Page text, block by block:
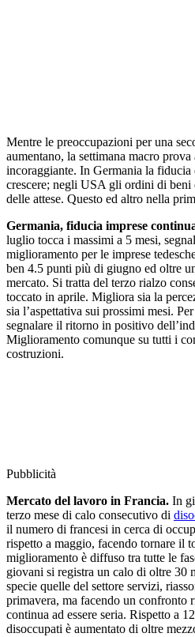
Mentre le preoccupazioni per una
aumentano, la settimana macro
incoraggiante. In Germania la fiducia
crescere; negli USA gli ordini di
delle attese. Questo ed altro nella
Germania, fiducia imprese
luglio tocca i massimi a 5 mesi,
miglioramento per le imprese
ben 4.5 punti più di giugno ed oltre
mercato. Si tratta del terzo rialzo
toccato in aprile. Migliora sia la
sia l’aspettativa sui prossimi mesi.
segnalare il ritorno in positivo
Miglioramento comunque su tutti i
costruzioni.
Pubblicità
Mercato del lavoro in Francia. In
terzo mese di calo consecutivo di
il numero di francesi in cerca di
rispetto a maggio, facendo tornare il
miglioramento è diffuso tra tutte le
giovani si registra un calo di oltre 30
specie quelle del settore servizi,
primavera, ma facendo un confronto
continua ad essere seria. Rispetto a
disoccupati è aumentato di oltre